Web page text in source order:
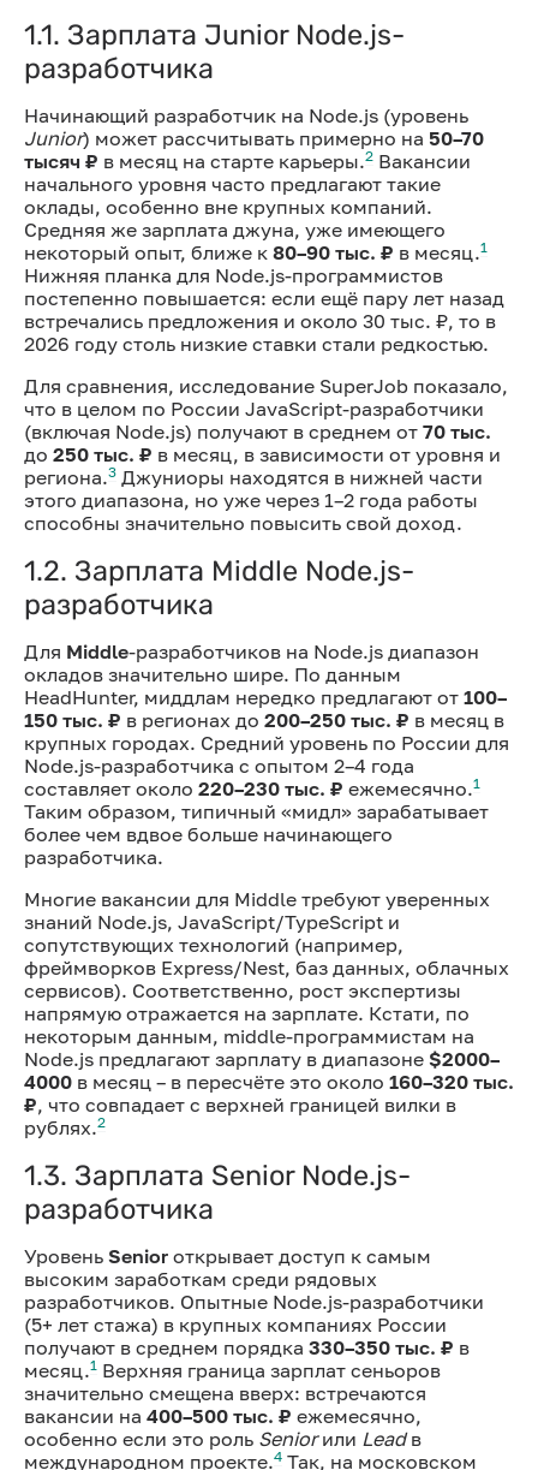
1.1. Зарплата Junior Node.js-
разработчика
Начинающий разработчик на Node.js (уровень
Junior) может рассчитывать примерно на 50–70
тысяч ₽ в месяц на старте карьеры.2 Вакансии
начального уровня часто предлагают такие
оклады, особенно вне крупных компаний.
Средняя же зарплата джуна, уже имеющего
некоторый опыт, ближе к 80–90 тыс. ₽ в месяц.1
Нижняя планка для Node.js-программистов
постепенно повышается: если ещё пару лет назад
встречались предложения и около 30 тыс. ₽, то в
2026 году столь низкие ставки стали редкостью.
Для сравнения, исследование SuperJob показало,
что в целом по России JavaScript-разработчики
(включая Node.js) получают в среднем от 70 тыс.
до 250 тыс. ₽ в месяц, в зависимости от уровня и
региона.3 Джуниоры находятся в нижней части
этого диапазона, но уже через 1–2 года работы
способны значительно повысить свой доход.
1.2. Зарплата Middle Node.js-
разработчика
Для Middle-разработчиков на Node.js диапазон
окладов значительно шире. По данным
HeadHunter, миддлам нередко предлагают от 100–
150 тыс. ₽ в регионах до 200–250 тыс. ₽ в месяц в
крупных городах. Средний уровень по России для
Node.js-разработчика с опытом 2–4 года
составляет около 220–230 тыс. ₽ ежемесячно.1
Таким образом, типичный «мидл» зарабатывает
более чем вдвое больше начинающего
разработчика.
Многие вакансии для Middle требуют уверенных
знаний Node.js, JavaScript/TypeScript и
сопутствующих технологий (например,
фреймворков Express/Nest, баз данных, облачных
сервисов). Соответственно, рост экспертизы
напрямую отражается на зарплате. Кстати, по
некоторым данным, middle-программистам на
Node.js предлагают зарплату в диапазоне $2000–
4000 в месяц – в пересчёте это около 160–320 тыс.
₽, что совпадает с верхней границей вилки в
рублях.2
1.3. Зарплата Senior Node.js-
разработчика
Уровень Senior открывает доступ к самым
высоким заработкам среди рядовых
разработчиков. Опытные Node.js-разработчики
(5+ лет стажа) в крупных компаниях России
получают в среднем порядка 330–350 тыс. ₽ в
месяц.1 Верхняя граница зарплат сеньоров
значительно смещена вверх: встречаются
вакансии на 400–500 тыс. ₽ ежемесячно,
особенно если это роль Seniorили Leadв
международном проекте.4 Так, на московском